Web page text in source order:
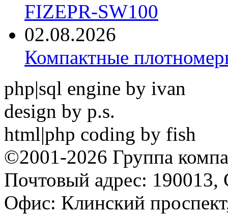
FIZEPR-SW100
02.08.2026
Компактные
php|sql engine by ivan
design by p.s.
html|php coding by fish
©2001-2026 Группа
Почтовый адрес: 190013,
Офис: Клинский